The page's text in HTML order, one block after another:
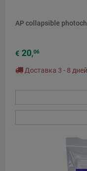
AP collapsible
€ 20,06
Доставка 3 - 8 дней